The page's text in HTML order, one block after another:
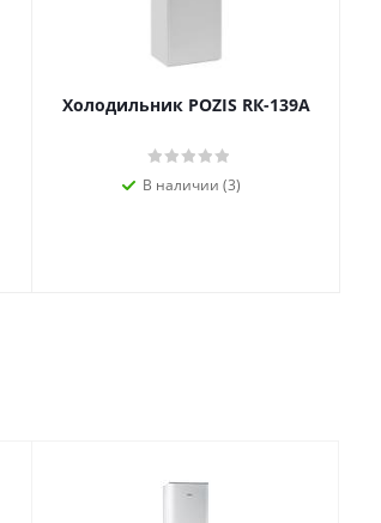
Холодильник POZIS RК-139А
В наличии (3)